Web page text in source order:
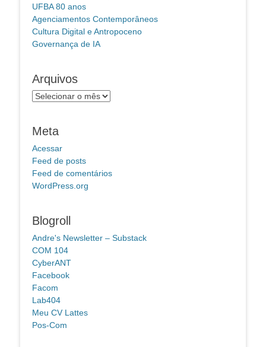
UFBA 80 anos
Agenciamentos Contemporâneos
Cultura Digital e Antropoceno
Governança de IA
Arquivos
Arquivos
Meta
Acessar
Feed de posts
Feed de comentários
WordPress.org
Blogroll
Andre's Newsletter – Substack
COM 104
CyberANT
Facebook
Facom
Lab404
Meu CV Lattes
Pos-Com